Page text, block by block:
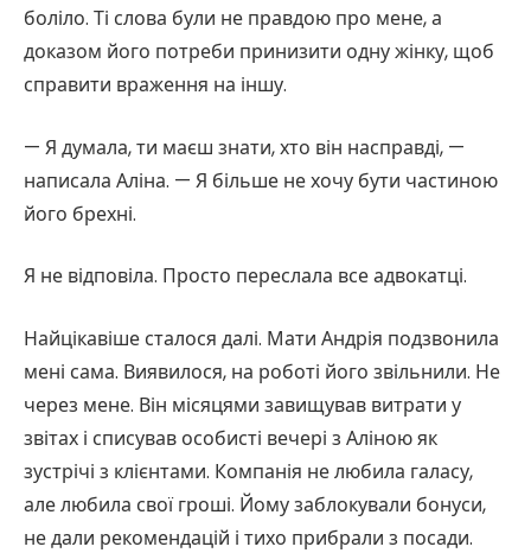
боліло. Ті слова були не правдою про мене, а
доказом його потреби принизити одну жінку, щоб
справити враження на іншу.
— Я думала, ти маєш знати, хто він насправді, —
написала Аліна. — Я більше не хочу бути частиною
його брехні.
Я не відповіла. Просто переслала все адвокатці.
Найцікавіше сталося далі. Мати Андрія подзвонила
мені сама. Виявилося, на роботі його звільнили. Не
через мене. Він місяцями завищував витрати у
звітах і списував особисті вечері з Аліною як
зустрічі з клієнтами. Компанія не любила галасу,
але любила свої гроші. Йому заблокували бонуси,
не дали рекомендацій і тихо прибрали з посади.